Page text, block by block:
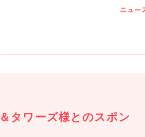
NEWS
EVENT
タワーズ様とのスポン